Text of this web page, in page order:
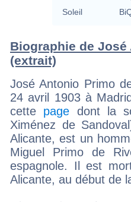
Soleil
Biographie de
(extrait)
José Antonio Primo
24 avril 1903 à
cette page dont la
Ximénez de
Alicante, est un
Miguel Primo de
espagnole. Il est
Alicante, au début de